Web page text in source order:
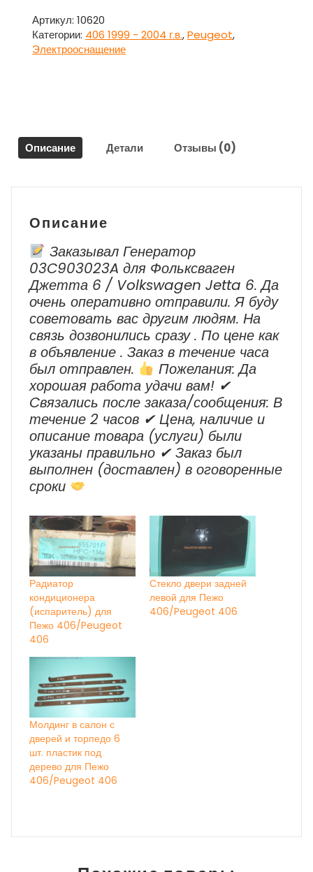
MITSUBISHI
JAPON
12V
Артикул: 10620
Категории: 406 1999 - 2004 г.в.,Peugeot,
Электрооснащение
Описание Детали Отзывы (0)
Описание
Заказывал Генератор
03C903023A для Фольксваген
Джетта 6 / Volkswagen Jetta 6. Да
очень оперативно отправили. Я буду
советовать вас другим людям. На
связь дозвонились сразу . По цене как
в объявление . Заказ в течение часа
был отправлен.
Пожелания: Да
хорошая работа удачи вам! ✔
Cвязались после заказа/сообщения: В
течение 2 часов ✔ Цена, наличие и
описание товара (услуги) были
указаны правильно ✔ Заказ был
выполнен (доставлен) в оговоренные
сроки
Радиатор
кондиционера
(испаритель) для
Пежо 406/Peugeot
406
Стекло двери задней
левой для Пежо
406/Peugeot 406
Молдинг в салон с
дверей и торпедо 6
шт. пластик под
дерево для Пежо
406/Peugeot 406